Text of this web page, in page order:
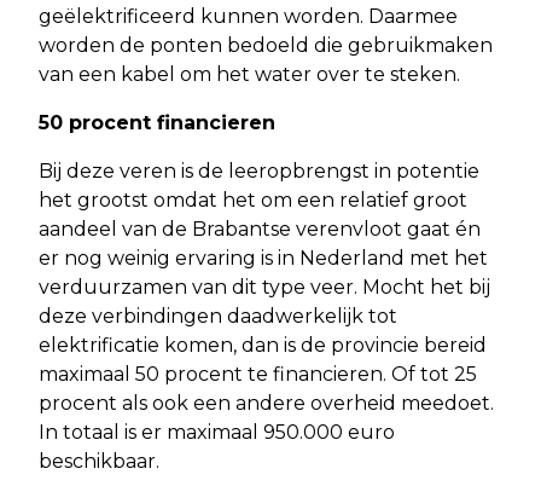
geëlektrificeerd kunnen worden. Daarmee
worden de ponten bedoeld die gebruikmaken
van een kabel om het water over te steken.
50 procent financieren
Bij deze veren is de leeropbrengst in potentie
het grootst omdat het om een relatief groot
aandeel van de Brabantse verenvloot gaat én
er nog weinig ervaring is in Nederland met het
verduurzamen van dit type veer. Mocht het bij
deze verbindingen daadwerkelijk tot
elektrificatie komen, dan is de provincie bereid
maximaal 50 procent te financieren. Of tot 25
procent als ook een andere overheid meedoet.
In totaal is er maximaal 950.000 euro
beschikbaar.